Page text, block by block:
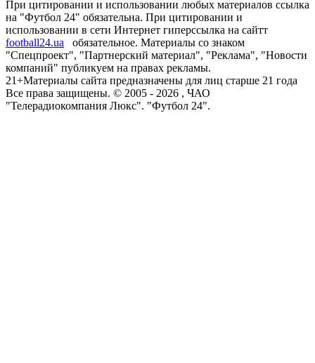
При цитировании и использовании любых материалов ссылка
на "Футбол 24" обязательна. При цитировании и
использовании в сети Интернет гиперссылка на сайтт
football24.ua
обязательное. Материалы со знаком
"Спецпроект", "Партнерский материал", "Реклама", "Новости
компаний" публикуем на правах рекламы.
21+Материалы сайта предназначены для лиц старше 21 года
Все права защищены. © 2005 - 2026 , ЧАО
"Телерадиокомпания Люкс". "Футбол 24".